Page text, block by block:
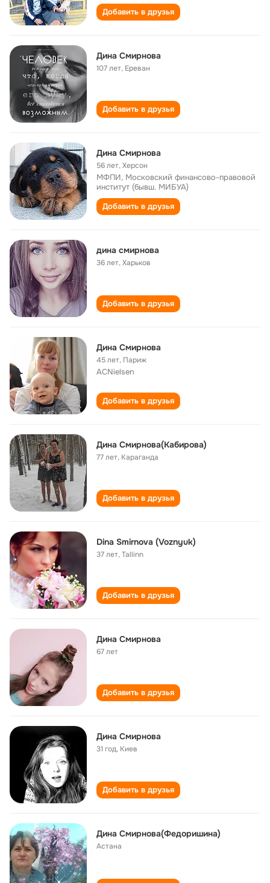
Добавить в друзья
Дина Смирнова
107 лет, Ереван
Добавить в друзья
Дина Смирнова
56 лет,Херсон
МФПИ, Московский финансово-правовой
институт (бывш. МИБУА)
Добавить в друзья
дина смирнова
36 лет,Харьков
Добавить в друзья
Дина Смирнова
45 лет, Париж
ACNielsen
Добавить в друзья
Дина Смирнова(Кабирова)
77 лет, Караганда
Добавить в друзья
Dina Smirnova (Voznyuk)
37 лет,Tallinn
Добавить в друзья
Дина Смирнова
67 лет
Добавить в друзья
Дина Смирнова
31 год, Киев
Добавить в друзья
Дина Смирнова(Федоришина)
Астана